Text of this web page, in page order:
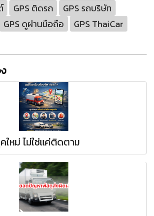
GPS ติดรถ
GPS รถบริษัท
GPS ดูผ่านมือถือ GPS ThaiCar
ใหม่ ไม่ใช่แค่ติดตาม